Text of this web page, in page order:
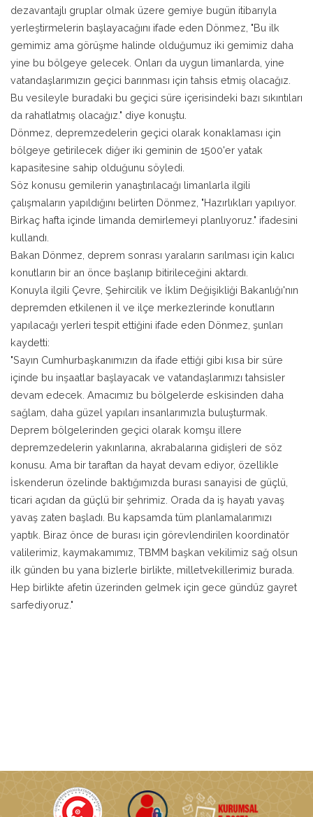
dezavantajlı gruplar olmak üzere gemiye bugün itibarıyla
yerleştirmelerin başlayacağını ifade eden Dönmez, "Bu ilk
gemimiz ama görüşme halinde olduğumuz iki gemimiz daha
yine bu bölgeye gelecek. Onları da uygun limanlarda, yine
vatandaşlarımızın geçici barınması için tahsis etmiş olacağız.
Bu vesileyle buradaki bu geçici süre içerisindeki bazı sıkıntıları
da rahatlatmış olacağız." diye konuştu.
Dönmez, depremzedelerin geçici olarak konaklaması için
bölgeye getirilecek diğer iki geminin de 1500'er yatak
kapasitesine sahip olduğunu söyledi.
Söz konusu gemilerin yanaştırılacağı limanlarla ilgili
çalışmaların yapıldığını belirten Dönmez, "Hazırlıkları yapılıyor.
Birkaç hafta içinde limanda demirlemeyi planlıyoruz." ifadesini
kullandı.
Bakan Dönmez, deprem sonrası yaraların sarılması için kalıcı
konutların bir an önce başlanıp bitirileceğini aktardı.
Konuyla ilgili Çevre, Şehircilik ve İklim Değişikliği Bakanlığı'nın
depremden etkilenen il ve ilçe merkezlerinde konutların
yapılacağı yerleri tespit ettiğini ifade eden Dönmez, şunları
kaydetti:
"Sayın Cumhurbaşkanımızın da ifade ettiği gibi kısa bir süre
içinde bu inşaatlar başlayacak ve vatandaşlarımızı tahsisler
devam edecek. Amacımız bu bölgelerde eskisinden daha
sağlam, daha güzel yapıları insanlarımızla buluşturmak.
Deprem bölgelerinden geçici olarak komşu illere
depremzedelerin yakınlarına, akrabalarına gidişleri de söz
konusu. Ama bir taraftan da hayat devam ediyor, özellikle
İskenderun özelinde baktığımızda burası sanayisi de güçlü,
ticari açıdan da güçlü bir şehrimiz. Orada da iş hayatı yavaş
yavaş zaten başladı. Bu kapsamda tüm planlamalarımızı
yaptık. Biraz önce de burası için görevlendirilen koordinatör
valilerimiz, kaymakamımız, TBMM başkan vekilimiz sağ olsun
ilk günden bu yana bizlerle birlikte, milletvekillerimiz burada.
Hep birlikte afetin üzerinden gelmek için gece gündüz gayret
sarfediyoruz."